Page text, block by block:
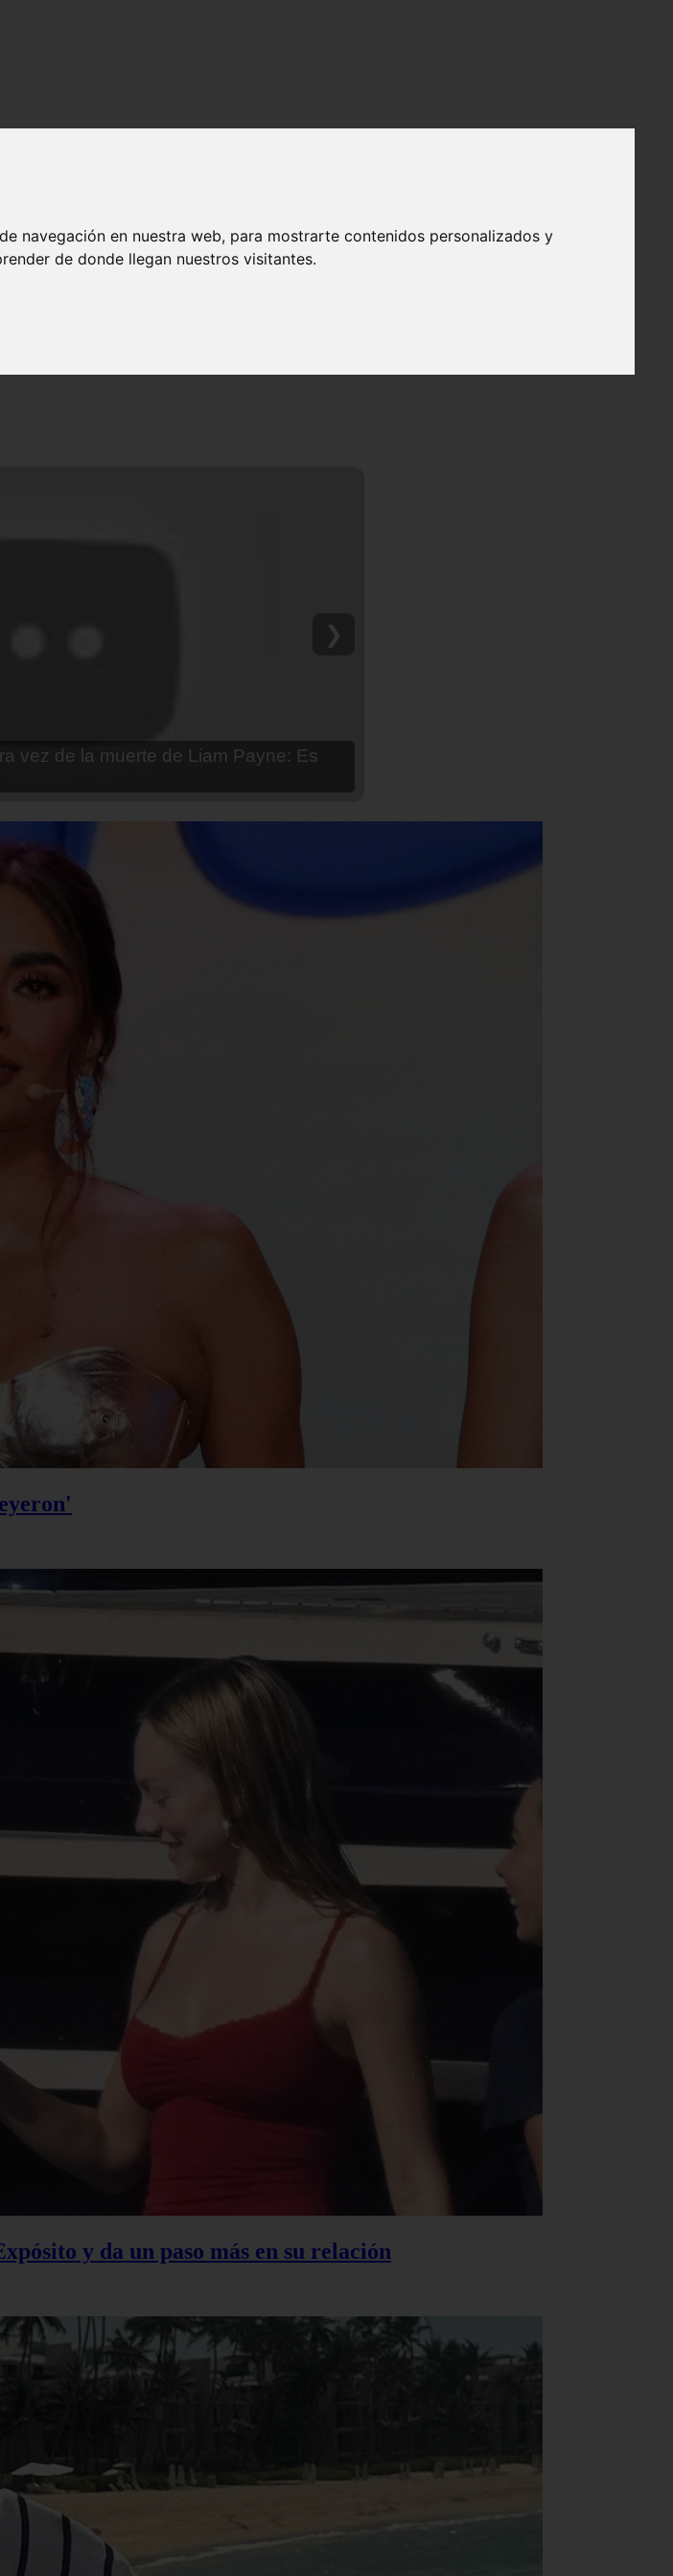
navegación en nuestra web, para mostrarte contenidos personalizados y
de donde llegan nuestros visitantes.
promesa que le hizo a su hija Aria
❯
y da un paso más en su relación